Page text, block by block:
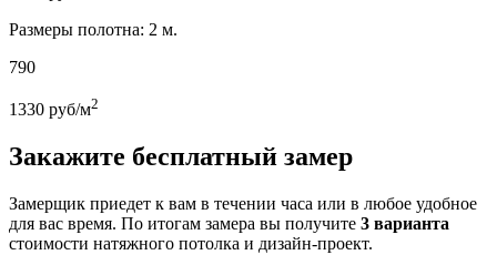
Размеры полотна: 2 м.
790
1330 руб/м2
Закажите бесплатный замер
Замерщик приедет к вам в течении часа или в любое удобное
для вас время. По итогам замера вы получите 3 варианта
стоимости натяжного потолка и дизайн-проект.